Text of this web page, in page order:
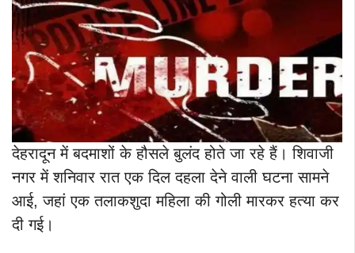
देहरादून में बदमाशों के हौसले बुलंद होते जा रहे हैं। शिवाजी
नगर में शनिवार रात एक दिल दहला देने वाली घटना सामने
आई, जहां एक तलाकशुदा महिला की गोली मारकर हत्या कर
दी गई।